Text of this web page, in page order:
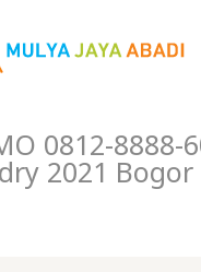
0812-8888-
2021 Bogor